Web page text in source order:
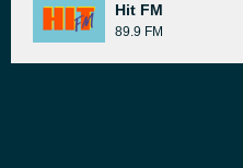
Hit FM
89.9 FM